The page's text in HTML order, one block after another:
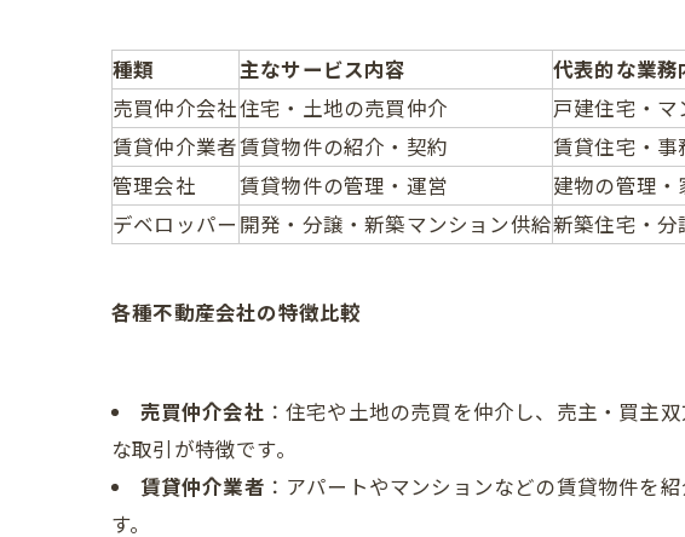
種類 主なサービス内容
代表的な業務
売買仲介会社住宅・土地の売買仲介
戸建住宅・
賃貸仲介業者賃貸物件の紹介・契約
賃貸住宅・事
管理会社
賃貸物件の管理・運営
建物の管理・
デベロッパー 開発・分譲・新築マンション供給新築住宅・
各種不動産会社の特徴比較
売買仲介会社 ：住宅や土地の売買を仲介し、売主・買主
な取引が特徴です。
賃貸仲介業者 ：アパートやマンションなどの賃貸物件を
す。